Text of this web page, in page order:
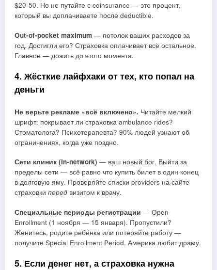
$20-50. Но не путайте с coinsurance — это процент,
который вы доплачиваете после deductible.
Out-of-pocket maximum — потолок ваших расходов за
год. Достигли его? Страховка оплачивает всё остальное.
Главное — дожить до этого момента.
4. Жёсткие лайфхаки от тех, кто попал на
деньги
Не верьте рекламе «всё включено». Читайте мелкий
шрифт: покрывает ли страховка ambulance rides?
Стоматолога? Психотерапевта? 90% людей узнают об
ограничениях, когда уже поздно.
Сети клиник (In-network) — ваш новый бог. Выйти за
пределы сети — всё равно что купить билет в один конец
в долговую яму. Проверяйте списки providers на сайте
страховки перед визитом к врачу.
Специальные периоды регистрации — Open
Enrollment (1 ноября — 15 января). Пропустили?
Женитесь, родите ребёнка или потеряйте работу —
получите Special Enrollment Period. Америка любит драму.
5. Если денег нет, а страховка нужна